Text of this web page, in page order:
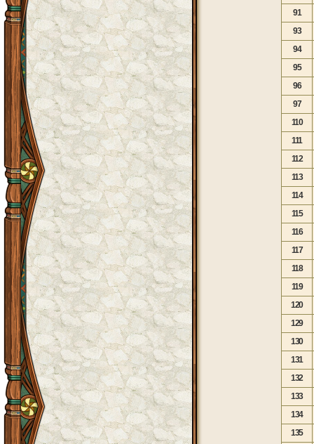
91
93
94
95
96
97
110
111
112
113
114
115
116
117
118
119
120
129
130
131
132
133
134
135